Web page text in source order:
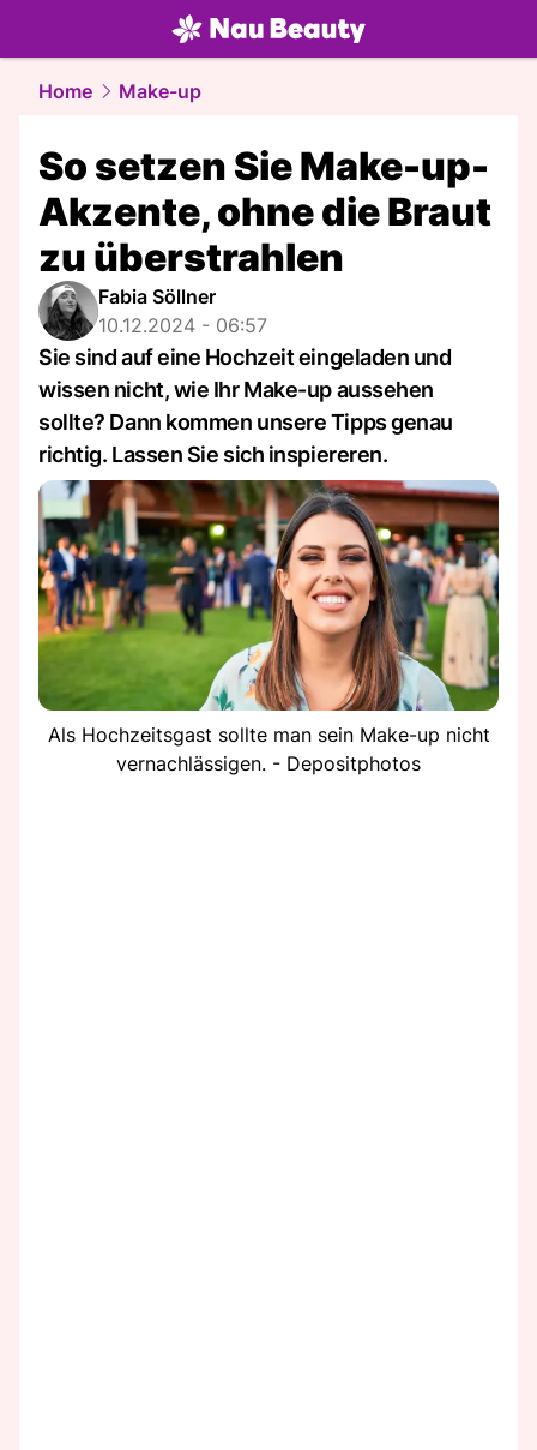
beauty.NAU.ch
Home Make-up
So setzen Sie Make-up-
Akzente, ohne die Braut
zu überstrahlen
Fabia Söllner
10.12.2024 - 06:57
Sie sind auf eine Hochzeit eingeladen und
wissen nicht, wie Ihr Make-up aussehen
sollte? Dann kommen unsere Tipps genau
richtig. Lassen Sie sich inspiereren.
Als Hochzeitsgast sollte man sein Make-up nicht
vernachlässigen. - Depositphotos